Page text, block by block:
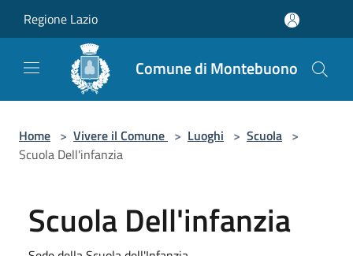
Regione Lazio
Comune di Montebuono
Home > Vivere il Comune > Luoghi > Scuola >
Scuola Dell'infanzia
Scuola Dell'infanzia